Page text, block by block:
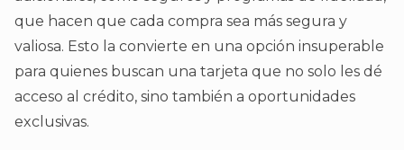
que hacen que cada compra sea más segura y
valiosa. Esto la convierte en una opción insuperable
para quienes buscan una tarjeta que no solo les dé
acceso al crédito, sino también a oportunidades
exclusivas.